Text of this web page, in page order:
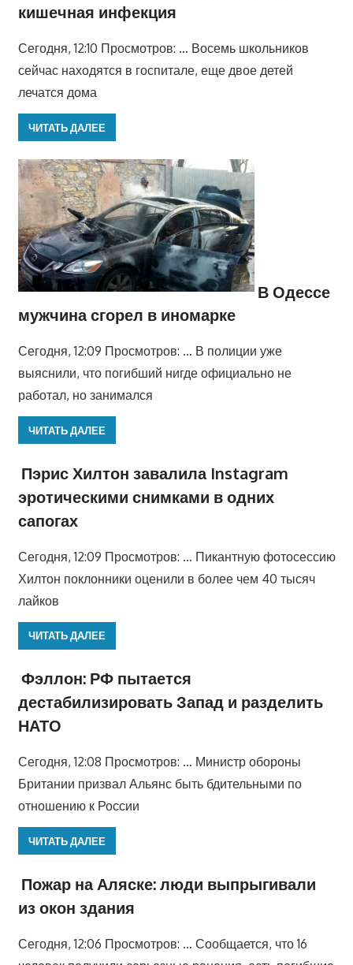
кишечная инфекция
Сегодня, 12:10 Просмотров: … Восемь школьников
сейчас находятся в госпитале, еще двое детей
лечатся дома
ЧИТАТЬ ДАЛЕЕ
В Одессе
мужчина сгорел в иномарке
Сегодня, 12:09 Просмотров: … В полиции уже
выяснили, что погибший нигде официально не
работал, но занимался
ЧИТАТЬ ДАЛЕЕ
Пэрис Хилтон завалила Instagram
эротическими снимками в одних
сапогах
Сегодня, 12:09 Просмотров: … Пикантную фотосессию
Хилтон поклонники оценили в более чем 40 тысяч
лайков
ЧИТАТЬ ДАЛЕЕ
Фэллон: РФ пытается
дестабилизировать Запад и разделить
НАТО
Сегодня, 12:08 Просмотров: … Министр обороны
Британии призвал Альянс быть бдительными по
отношению к России
ЧИТАТЬ ДАЛЕЕ
Пожар на Аляске: люди выпрыгивали
из окон здания
Сегодня, 12:06 Просмотров: … Сообщается, что 16